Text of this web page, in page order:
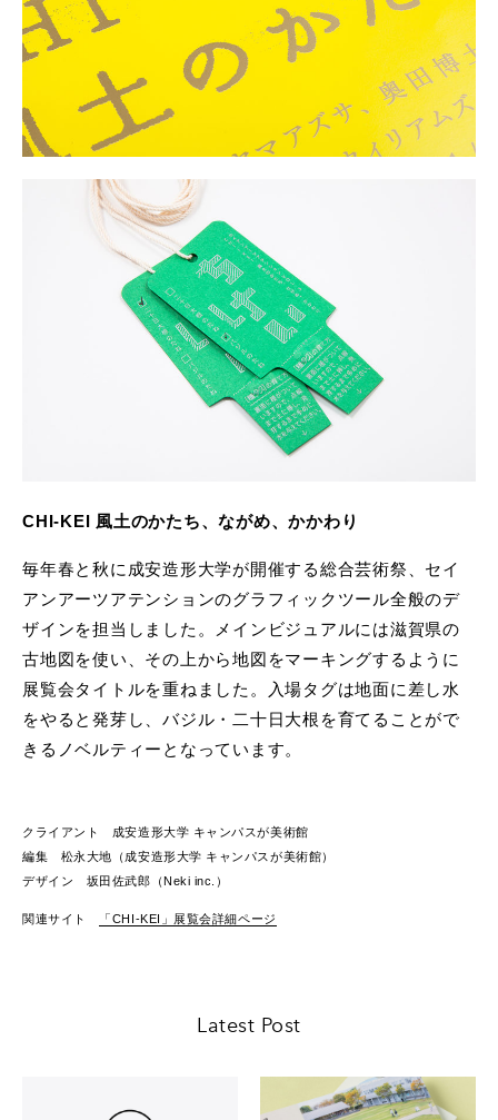
CHI-KEI 風土のかたち、ながめ、かかわり
毎年春と秋に成安造形大学が開催する総合芸術祭、セイ
アンアーツアテンションのグラフィックツール全般のデ
ザインを担当しました。メインビジュアルには滋賀県の
古地図を使い、その上から地図をマーキングするように
展覧会タイトルを重ねました。入場タグは地面に差し水
をやると発芽し、バジル・二十日大根を育てることがで
きるノベルティーとなっています。
クライアント 成安造形大学 キャンパスが美術館
編集 松永大地（成安造形大学 キャンパスが美術館）
デザイン 坂田佐武郎（Neki inc.）
関連サイト 「CHI-KEI」展覧会詳細ページ
Latest Post